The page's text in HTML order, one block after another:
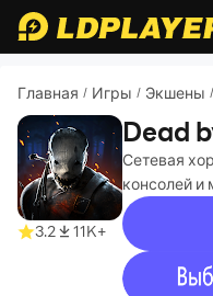
Главная / Игры / Экшены /
3.2 11K+
Dead
Сетевая
консолей и
recommend